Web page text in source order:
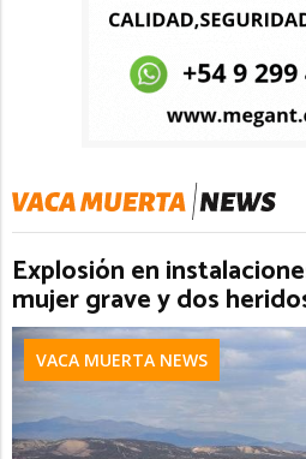
Explosión en
mujer grave y dos
VACA MUERTA NEWS